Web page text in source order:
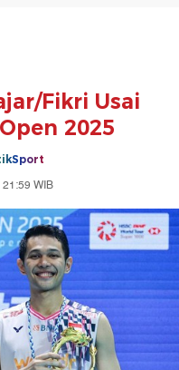
Fikri Usai
2025
WIB